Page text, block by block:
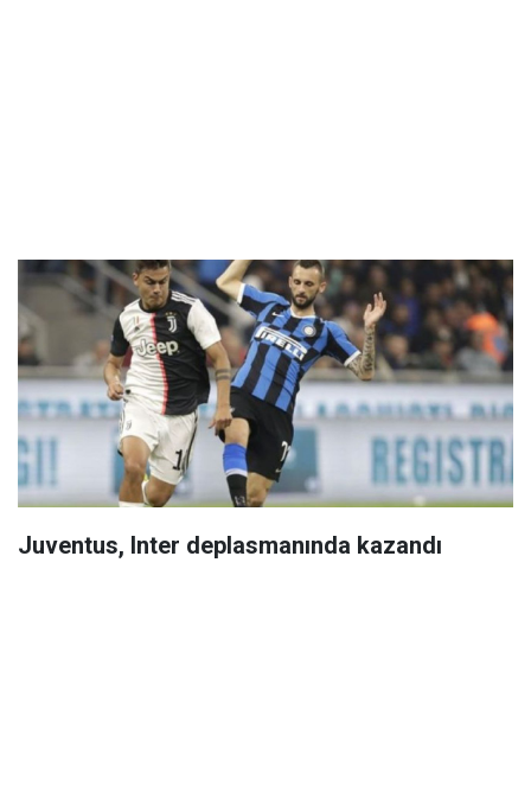
Juventus, Inter deplasmanında kazandı